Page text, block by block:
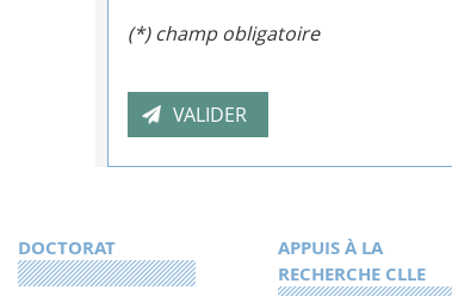
(*) champ obligatoire
DOCTORAT
APPUIS À LA
RECHERCHE CLLE